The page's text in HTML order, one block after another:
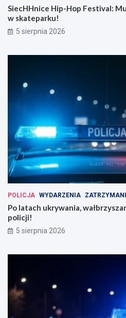
SiecHHnice Hip-Hop Festival:
w skateparku!
5 sierpnia 2026
POLICJA WYDARZENIA
Po latach ukrywania,
policji!
5 sierpnia 2026